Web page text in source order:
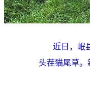
近日，岷
头茬猫尾草。